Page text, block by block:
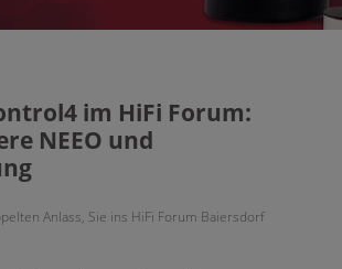
im HiFi Forum:
NEEO und
Anlass, Sie ins HiFi Forum Baiersdorf